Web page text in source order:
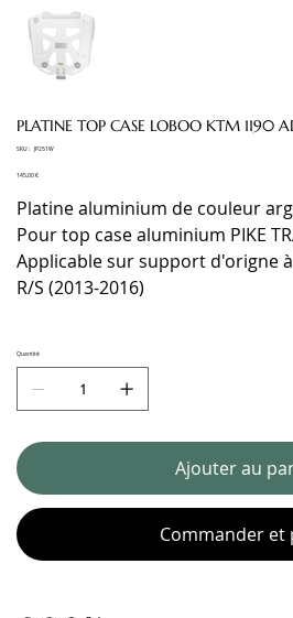
PLATINE TOP CASE LOBOO KTM 1190
SKU : SKU
JP251W
Prix
145,00 €
Platine aluminium de couleur
Pour top case aluminium PIKE
Applicable sur support d'origne
R/S (2013-2016)
Quantité
Ajouter au
Commander et